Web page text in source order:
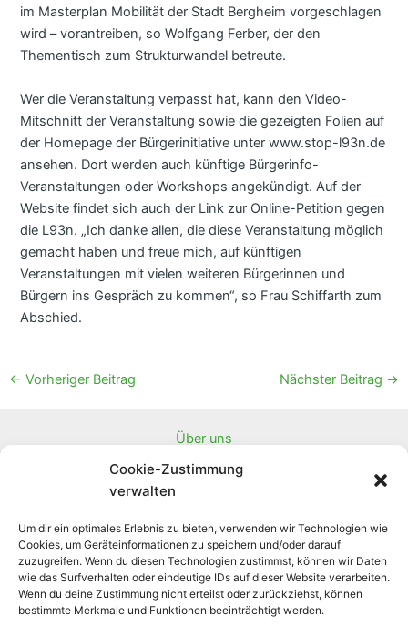
Cookie-Zustimmung
verwalten
Um dir ein optimales Erlebnis zu bieten, verwenden wir Technologien wie
Cookies, um Geräteinformationen zu speichern und/oder darauf
zuzugreifen. Wenn du diesen Technologien zustimmst, können wir Daten
wie das Surfverhalten oder eindeutige IDs auf dieser Website verarbeiten.
Wenn du deine Zustimmung nicht erteilst oder zurückziehst, können
bestimmte Merkmale und Funktionen beeinträchtigt werden.
im Masterplan Mobilität der Stadt Bergheim vorgeschlagen
wird – vorantreiben, so Wolfgang Ferber, der den
Thementisch zum Strukturwandel betreute.
Wer die Veranstaltung verpasst hat, kann den Video-
Mitschnitt der Veranstaltung sowie die gezeigten Folien auf
der Homepage der Bürgerinitiative unter www.stop-l93n.de
ansehen. Dort werden auch künftige Bürgerinfo-
Veranstaltungen oder Workshops angekündigt. Auf der
Website findet sich auch der Link zur Online-Petition gegen
die L93n. „Ich danke allen, die diese Veranstaltung möglich
gemacht haben und freue mich, auf künftigen
Veranstaltungen mit vielen weiteren Bürgerinnen und
Bürgern ins Gespräch zu kommen“, so Frau Schiffarth zum
Abschied.
Post
← Vorheriger Beitrag Nächster Beitrag →
Über uns
Downloads
Partnerprojekte
Linksammlung
Projektübersicht
Unser Konto zur finanziellen Unterstützung:
Impressum